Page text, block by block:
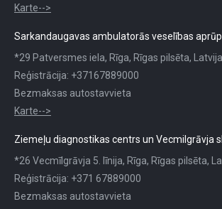
Karte-->
Sarkandaugavas ambulatorās veselības
*29 Patversmes iela, Rīga, Rīgas pilsēta, Latvija
Reģistrācija: +37167889000
Bezmaksas autostavvieta
Karte-->
Ziemeļu diagnostikas centrs un Vecmilgrāvja
*26 Vecmīlgrāvja 5. līnija, Rīga, Rīgas pilsēta,
Reģistrācija: +371 67889000
Bezmaksas autostavvieta